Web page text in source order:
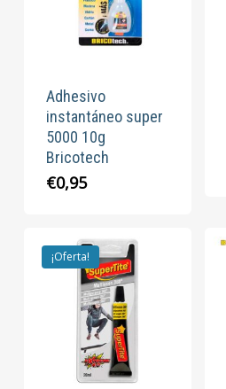
Adhesivo
instantáneo super
5000 10g
Bricotech
€0,95
¡Oferta!